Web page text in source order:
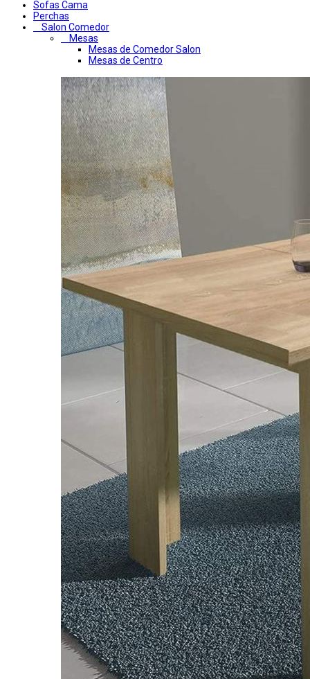
Sofas Cama
Perchas
Salon Comedor
Mesas
Mesas de Comedor Salon
Mesas de Centro